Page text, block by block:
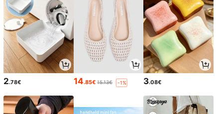
2.78€ 14.85€ 15.13€ -1% 3.08€